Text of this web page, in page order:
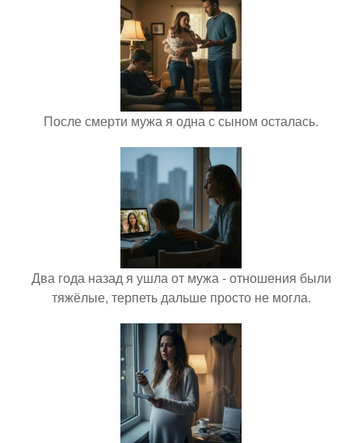
После смерти мужа я одна с сыном осталась.
Два года назад я ушла от мужа - отношения были
тяжёлые, терпеть дальше просто не могла.